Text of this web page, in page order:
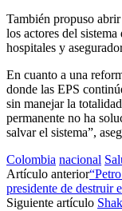
También propuso
los actores del
hospitales y
En cuanto a una
donde las EPS
sin manejar la
permanente no ha
salvar el sistema”,
Colombia nacional
Artículo anterior
presidente de destruir
Siguiente artículo